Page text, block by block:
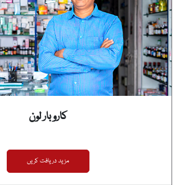
کاروبار لون
مزید دریافت کریں